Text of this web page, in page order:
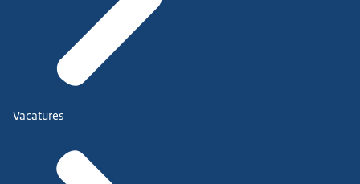
Vacatures